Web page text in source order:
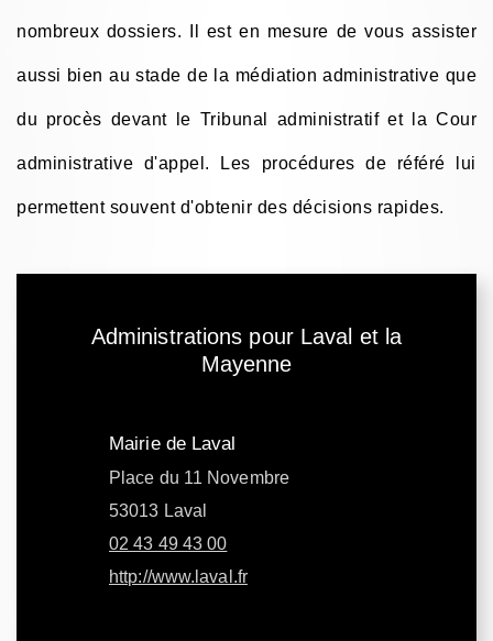
nombreux dossiers. Il est en mesure de vous assister
aussi bien au stade de la médiation administrative que
du procès devant le Tribunal administratif et la Cour
administrative d'appel. Les procédures de référé lui
permettent souvent d'obtenir des décisions rapides.
Administrations pour Laval et la
Mayenne
Mairie de Laval
Place du 11 Novembre
53013 Laval
02 43 49 43 00
http://www.laval.fr